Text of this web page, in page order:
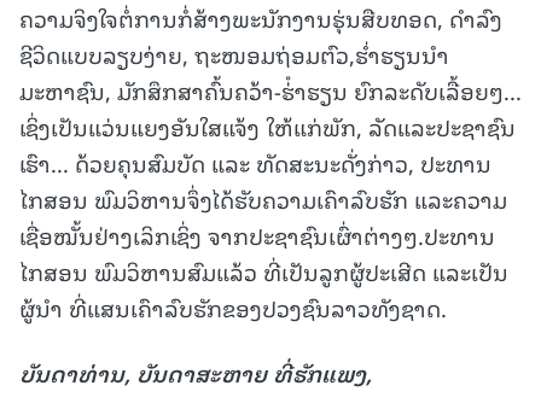
ຄວາມຈິງໃຈຕໍ່ການກໍ່ສ້າງພະນັກງານຮຸ່ນສືບທອດ, ດໍາລົງ
ຊີວິດແບບລຽບງ່າຍ, ຖະໜອມຖ່ອມຕົວ,ຮໍ່າຮຽນນໍາ
ມະຫາຊົນ, ມັກສຶກສາຄົ້ນຄວ້າ-ຮ່ໍາຮຽນ ຍົກລະດັບເລື້ອຍໆ...
ເຊິ່ງເປັນແວ່ນແຍງອັນໃສແຈ້ງ ໃຫ້ແກ່ພັກ, ລັດແລະປະຊາຊົນ
ເຮົາ... ດ້ວຍຄຸນສົມບັດ ແລະ ທັດສະນະດັ່ງກ່າວ, ປະທານ
ໄກສອນ ພົມວິຫານຈຶ່ງໄດ້ຮັບຄວາມເຄົາລົບຮັກ ແລະຄວາມ
ເຊື່ອໝັ້ນຢ່າງເລິກເຊິ່ງ ຈາກປະຊາຊົນເຜົ່າຕ່າງໆ.ປະທານ
ໄກສອນ ພົມວິຫານສົມແລ້ວ ທີ່ເປັນລູກຜູ້ປະເສີດ ແລະເປັນ
ຜູ້ນຳ ທີ່ແສນເຄົາລົບຮັກຂອງປວງຊົນລາວທັງຊາດ.
ບັນດາທ່ານ, ບັນດາສະຫາຍ ທີ່ຮັກແພງ,